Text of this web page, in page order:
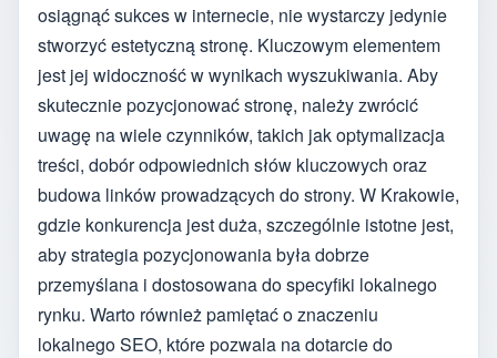
osiągnąć sukces w internecie, nie wystarczy jedynie
stworzyć estetyczną stronę. Kluczowym elementem
jest jej widoczność w wynikach wyszukiwania. Aby
skutecznie pozycjonować stronę, należy zwrócić
uwagę na wiele czynników, takich jak optymalizacja
treści, dobór odpowiednich słów kluczowych oraz
budowa linków prowadzących do strony. W Krakowie,
gdzie konkurencja jest duża, szczególnie istotne jest,
aby strategia pozycjonowania była dobrze
przemyślana i dostosowana do specyfiki lokalnego
rynku. Warto również pamiętać o znaczeniu
lokalnego SEO, które pozwala na dotarcie do